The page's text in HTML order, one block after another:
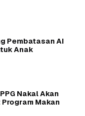
Pembatasan AI
Anak
Nakal Akan
Makan